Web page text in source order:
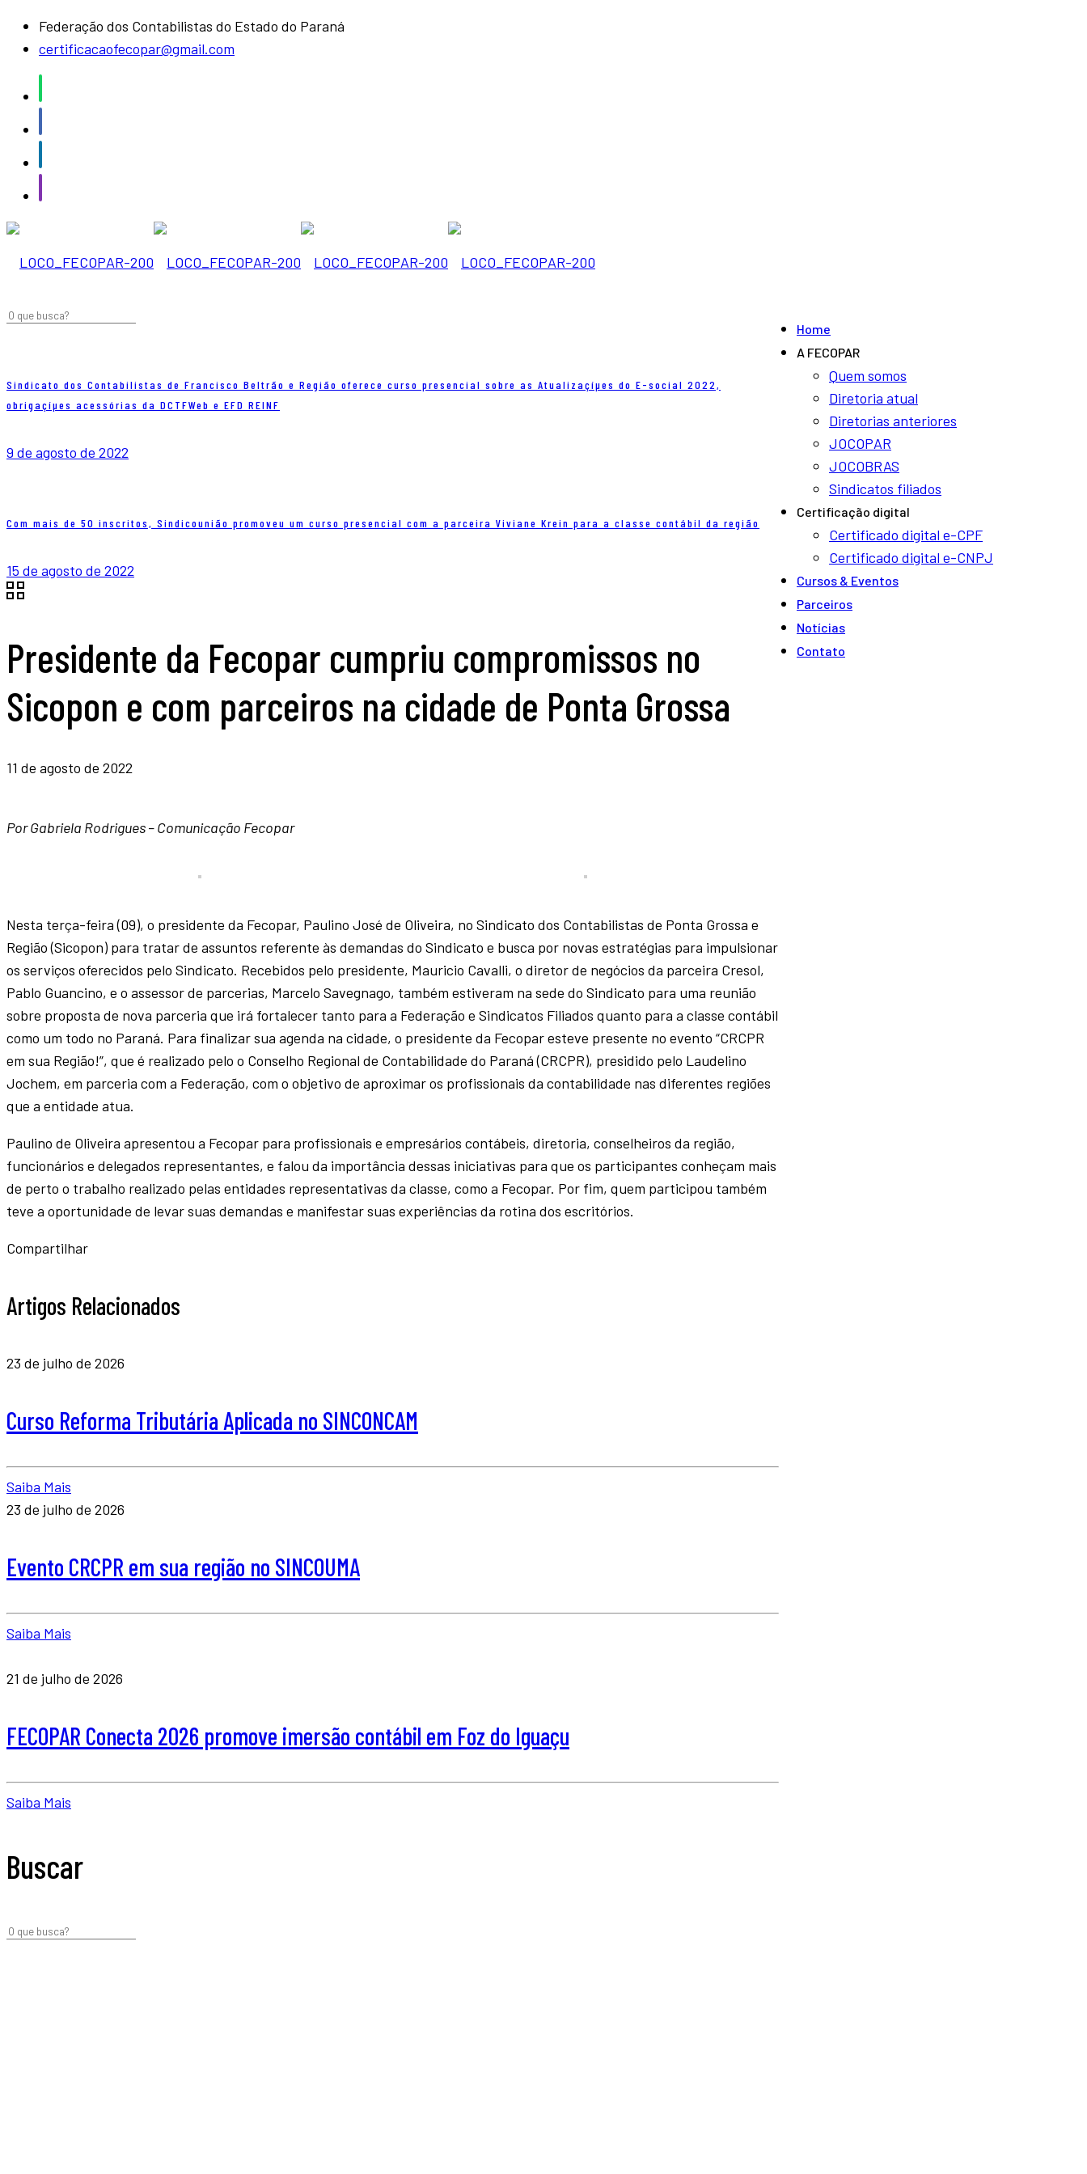
Federação dos Contabilistas do Estado do Paraná
certificacaofecopar@gmail.com
Home
A FECOPAR
Quem somos
Diretoria atual
Diretorias anteriores
JOCOPAR
JOCOBRAS
Sindicatos filiados
Certificação digital
Certificado digital e-CPF
Certificado digital e-CNPJ
Cursos & Eventos
Parceiros
Notí­cias
Contato
Sindicato dos Contabilistas de Francisco Beltrão e Região oferece curso presencial sobre as Atualizaçíµes do E-social 2022,
obrigaçíµes acessórias da DCTFWeb e EFD REINF
9 de agosto de 2022
Com mais de 50 inscritos, Sindicounião promoveu um curso presencial com a parceira Viviane Krein para a classe contábil da região
15 de agosto de 2022
Presidente da Fecopar cumpriu compromissos no
Sicopon e com parceiros na cidade de Ponta Grossa
11 de agosto de 2022
Por Gabriela Rodrigues – Comunicação Fecopar
Nesta terça-feira (09), o presidente da Fecopar, Paulino José de Oliveira, no Sindicato dos Contabilistas de Ponta Grossa e
Região (Sicopon) para tratar de assuntos referente às demandas do Sindicato e busca por novas estratégias para impulsionar
os serviços oferecidos pelo Sindicato. Recebidos pelo presidente, Mauricio Cavalli, o diretor de negócios da parceira Cresol,
Pablo Guancino, e o assessor de parcerias, Marcelo Savegnago, também estiveram na sede do Sindicato para uma reunião
sobre proposta de nova parceria que irá fortalecer tanto para a Federação e Sindicatos Filiados quanto para a classe contábil
como um todo no Paraná. Para finalizar sua agenda na cidade, o presidente da Fecopar esteve presente no evento “CRCPR
em sua Região!”, que é realizado pelo o Conselho Regional de Contabilidade do Paraná (CRCPR), presidido pelo Laudelino
Jochem, em parceria com a Federação, com o objetivo de aproximar os profissionais da contabilidade nas diferentes regiões
que a entidade atua.
Paulino de Oliveira apresentou a Fecopar para profissionais e empresários contábeis, diretoria, conselheiros da região,
funcionários e delegados representantes, e falou da importância dessas iniciativas para que os participantes conheçam mais
de perto o trabalho realizado pelas entidades representativas da classe, como a Fecopar. Por fim, quem participou também
teve a oportunidade de levar suas demandas e manifestar suas experiências da rotina dos escritórios.
Compartilhar
Artigos Relacionados
23 de julho de 2026
Curso Reforma Tributária Aplicada no SINCONCAM
Saiba Mais
23 de julho de 2026
Evento CRCPR em sua região no SINCOUMA
Saiba Mais
21 de julho de 2026
FECOPAR Conecta 2026 promove imersão contábil em Foz do Iguaçu
Saiba Mais
Buscar